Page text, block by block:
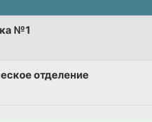
№1
отделение